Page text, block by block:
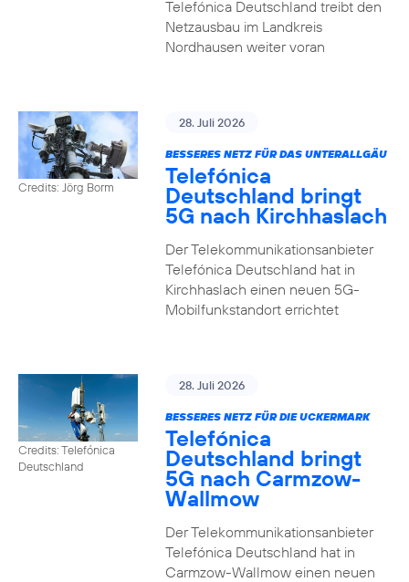
Telefónica Deutschland treibt den
Netzausbau im Landkreis
Nordhausen weiter voran
Credits: Jörg Borm
28. Juli 2026
BESSERES NETZ FÜR DAS UNTERALLGÄU
Telefónica
Deutschland bringt
5G nach Kirchhaslach
Der Telekommunikationsanbieter
Telefónica Deutschland hat in
Kirchhaslach einen neuen 5G-
Mobilfunkstandort errichtet
Credits: Telefónica
Deutschland
28. Juli 2026
BESSERES NETZ FÜR DIE UCKERMARK
Telefónica
Deutschland bringt
5G nach Carmzow-
Wallmow
Der Telekommunikationsanbieter
Telefónica Deutschland hat in
Carmzow-Wallmow einen neuen